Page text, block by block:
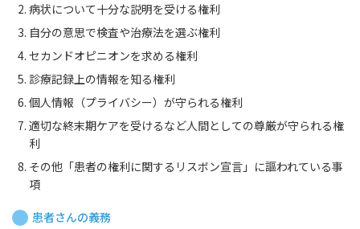
病状について十分な説明を受ける権利
自分の意思で検査や治療法を選ぶ権利
セカンドオピニオンを求める権利
診療記録上の情報を知る権利
個人情報（プライバシー）が守られる権利
適切な終末期ケアを受けるなど人間としての尊厳が守られる権
利
その他「患者の権利に関するリスボン宣言」に謳われている事
項
患者さんの義務